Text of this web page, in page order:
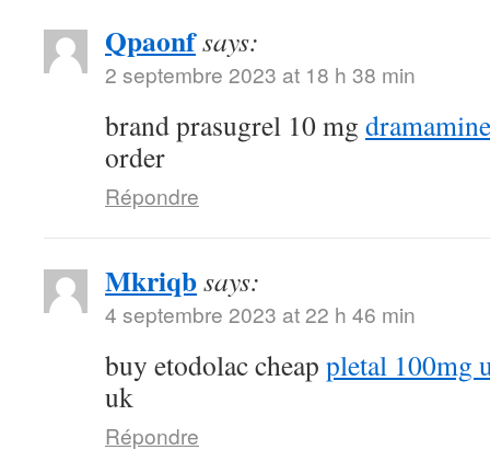
Qpaonfsays:
2 septembre 2023 at 18 h 38 min
brand prasugrel 10 mg
order
Répondre
Mkriqbsays:
4 septembre 2023 at 22 h 46 min
buy etodolac cheap pletal 100mg
uk
Répondre